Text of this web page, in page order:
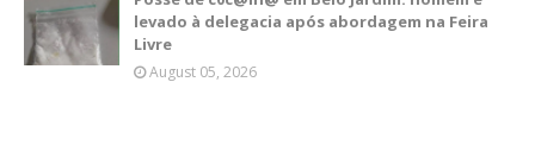
levado à delegacia após abordagem na Feira
Livre
August 05, 2026